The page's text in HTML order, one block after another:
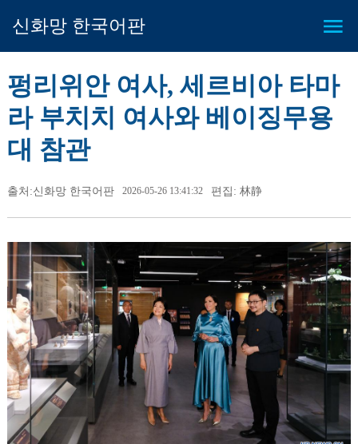
신화망 한국어판
펑리위안 여사, 세르비아 타마
라 부치치 여사와 베이징무용
대 참관
출처:신화망 한국어판 2026-05-26 13:41:32 편집: 林静